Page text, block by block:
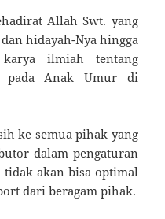
Allah Swt. yang
hidayah-Nya hingga
ilmiah tentang
pada Anak Umur di
ke semua pihak yang
dalam pengaturan
akan bisa optimal
dari beragam pihak.